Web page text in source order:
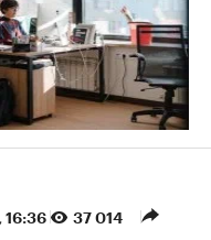
16:36 37 014